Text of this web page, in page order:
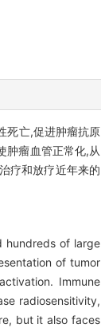
死亡,促进肿瘤抗原
肿瘤血管正常化,从
疗和放疗近年来的
hundreds of large
of tumor
Immune
radiosensitivity,
but it also faces